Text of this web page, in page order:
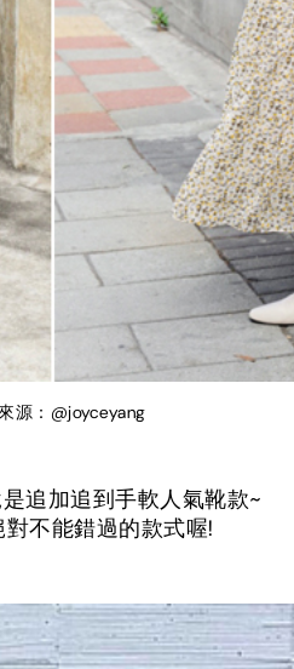
源：@joyceyang
追加追到手軟人氣靴款~
不能錯過的款式喔!